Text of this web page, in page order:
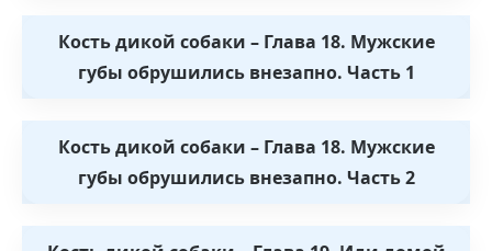
Кость дикой собаки – Глава 18. Мужские
губы обрушились внезапно. Часть 1
Кость дикой собаки – Глава 18. Мужские
губы обрушились внезапно. Часть 2